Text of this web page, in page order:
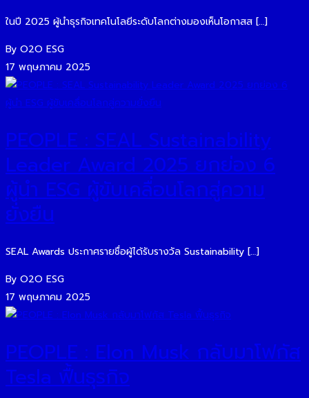
ในปี 2025 ผู้นำธุรกิจเทคโนโลยีระดับโลกต่างมองเห็นโอกาสส […]
By O2O ESG
17 พฤษภาคม 2025
PEOPLE : SEAL Sustainability
Leader Award 2025 ยกย่อง 6
ผู้นำ ESG ผู้ขับเคลื่อนโลกสู่ความ
ยั่งยืน
SEAL Awards ประกาศรายชื่อผู้ได้รับรางวัล Sustainability […]
By O2O ESG
17 พฤษภาคม 2025
PEOPLE : Elon Musk กลับมาโฟกัส
Tesla ฟื้นธุรกิจ